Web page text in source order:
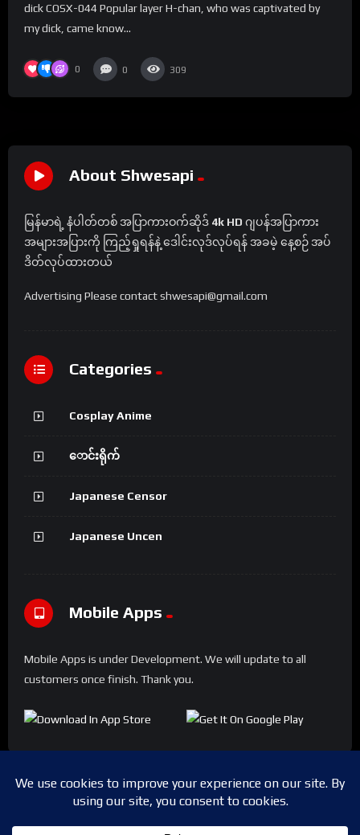
dick COSX-044 Popular layer H-chan, who was captivated by
my dick, came know...
0 0 309
About Shwesapi
မြန်မာရဲ့ နံပါတ်တစ် အပြာကားဝက်ဆိုဒ် 4k HD ဂျပန်အပြာကား
အများအပြားကို ကြည့်ရှုရန်နဲ့ ဒေါင်းလုဒ်လုပ်ရန် အခမဲ့ နေ့စဉ် အပ်
ဒိတ်လုပ်ထားတယ်
Advertising Please contact shwesapi@gmail.com
Categories
Cosplay Anime
ောင်းရိုက်
Japanese Censor
Japanese Uncen
Mobile Apps
Mobile Apps is under Development. We will update to all
customers once finish. Thank you.
Copyright © 2024 Shwesapi